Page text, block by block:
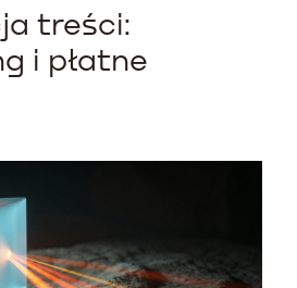
treści:
i płatne